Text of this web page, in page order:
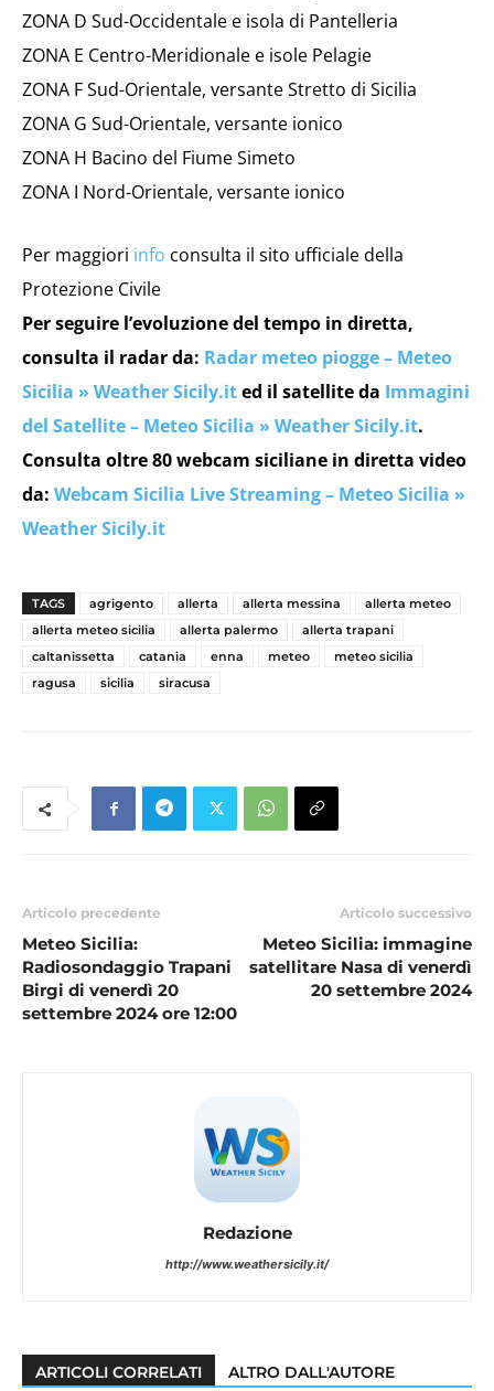
ZONA D Sud-Occidentale e isola di Pantelleria
ZONA E Centro-Meridionale e isole Pelagie
ZONA F Sud-Orientale, versante Stretto di Sicilia
ZONA G Sud-Orientale, versante ionico
ZONA H Bacino del Fiume Simeto
ZONA I Nord-Orientale, versante ionico
Per maggiori info consulta il sito ufficiale della
Protezione Civile
Per seguire l’evoluzione del tempo in diretta,
consulta il radar da: Radar meteo piogge – Meteo
Sicilia » Weather Sicily.ited il satellite da Immagini
del Satellite – Meteo Sicilia » Weather Sicily.it.
Consulta oltre 80 webcam siciliane in diretta video
da: Webcam Sicilia Live Streaming – Meteo Sicilia »
Weather Sicily.it
TAGS agrigento allerta allerta messina
allerta meteo
allerta meteo sicilia
allerta palermo
allerta trapani
caltanissetta
catania enna meteo
meteo sicilia
ragusa
sicilia siracusa
Articolo precedente
Meteo Sicilia:
Radiosondaggio Trapani
Birgi di venerdì 20
settembre 2024 ore 12:00
Articolo successivo
Meteo Sicilia: immagine
satellitare Nasa di venerdì
20 settembre 2024
Redazione
http://www.weathersicily.it/
ARTICOLI CORRELATI ALTRO DALL'AUTORE